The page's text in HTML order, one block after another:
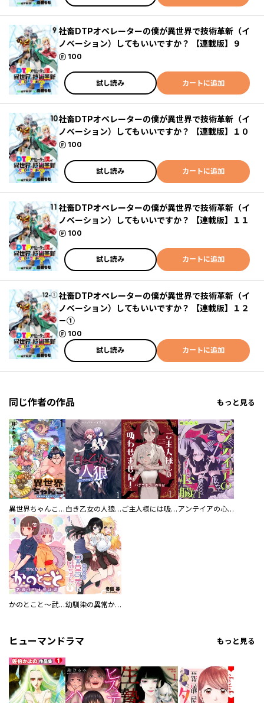
社畜DTPオペレーターの僕が異世界で技術革新（イ
ノベーション）してもいいですか？ 【連載版】９
100
ポイント
試し読み カートに追加
社畜DTPオペレーターの僕が異世界で技術革新（イ
ノベーション）してもいいですか？ 【連載版】１０
100
ポイント
試し読み カートに追加
社畜DTPオペレーターの僕が異世界で技術革新（イ
ノベーション）してもいいですか？ 【連載版】１１
100
ポイント
試し読み カートに追加
社畜DTPオペレーターの僕が異世界で技術革新（イ
ノベーション）してもいいですか？ 【連載版】１２
－①
100
ポイント
試し読み
カートに追加
同じ作者の作品 もっと見る
異世界ちゃんこ～横綱目前に召喚されたんだが～ 【連載版】 白き乙女の人狼（ウェアウルフ） 【連載版】 ご主人様には吸わせません！ 【連載版】 アンテイアの心臓 【連載版】
かのとこと～武蔵花町怪話譚～ 【連載版】 幼馴染の異常かわいい妹ちゃん 【連載版】
ヒューマンドラマ もっと見る